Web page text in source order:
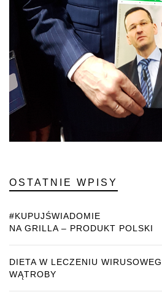
OSTATNIE WPISY
#KUPUJŚWIADOMIE
NA GRILLA – PRODUKT POLSKI
DIETA W LECZENIU
WĄTROBY